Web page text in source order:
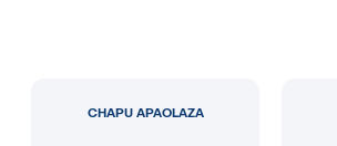
CHAPU APAOLAZA